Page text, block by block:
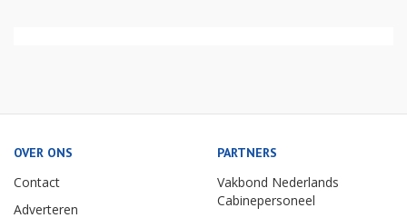
OVER ONS
Contact
Adverteren
PARTNERS
Vakbond Nederlands
Cabinepersoneel